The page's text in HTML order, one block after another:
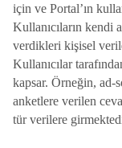
için ve Portal’ın
Kullanıcıların kendi
verdikleri kişisel
Kullanıcılar
kapsar. Örneğin,
anketlere verilen
tür verilere